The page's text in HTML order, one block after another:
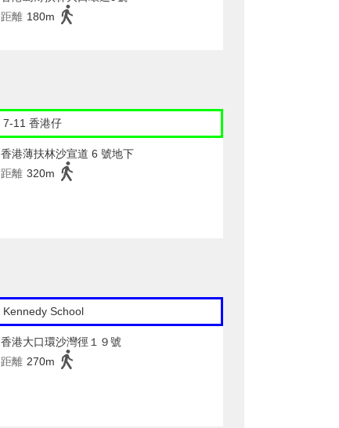
距離 180m
7-11 香港仔
香港薄扶林沙宣道 6 號地下
距離 320m
Kennedy School
香港大口環沙灣徑１９號
距離 270m